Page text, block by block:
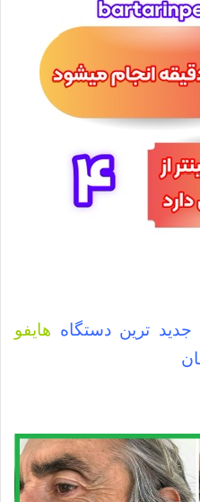
جدید ترین دستگاه هایفو